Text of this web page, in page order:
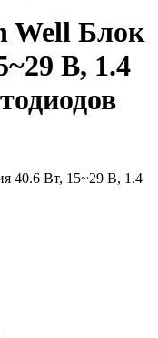
Well Блок
В, 1.4